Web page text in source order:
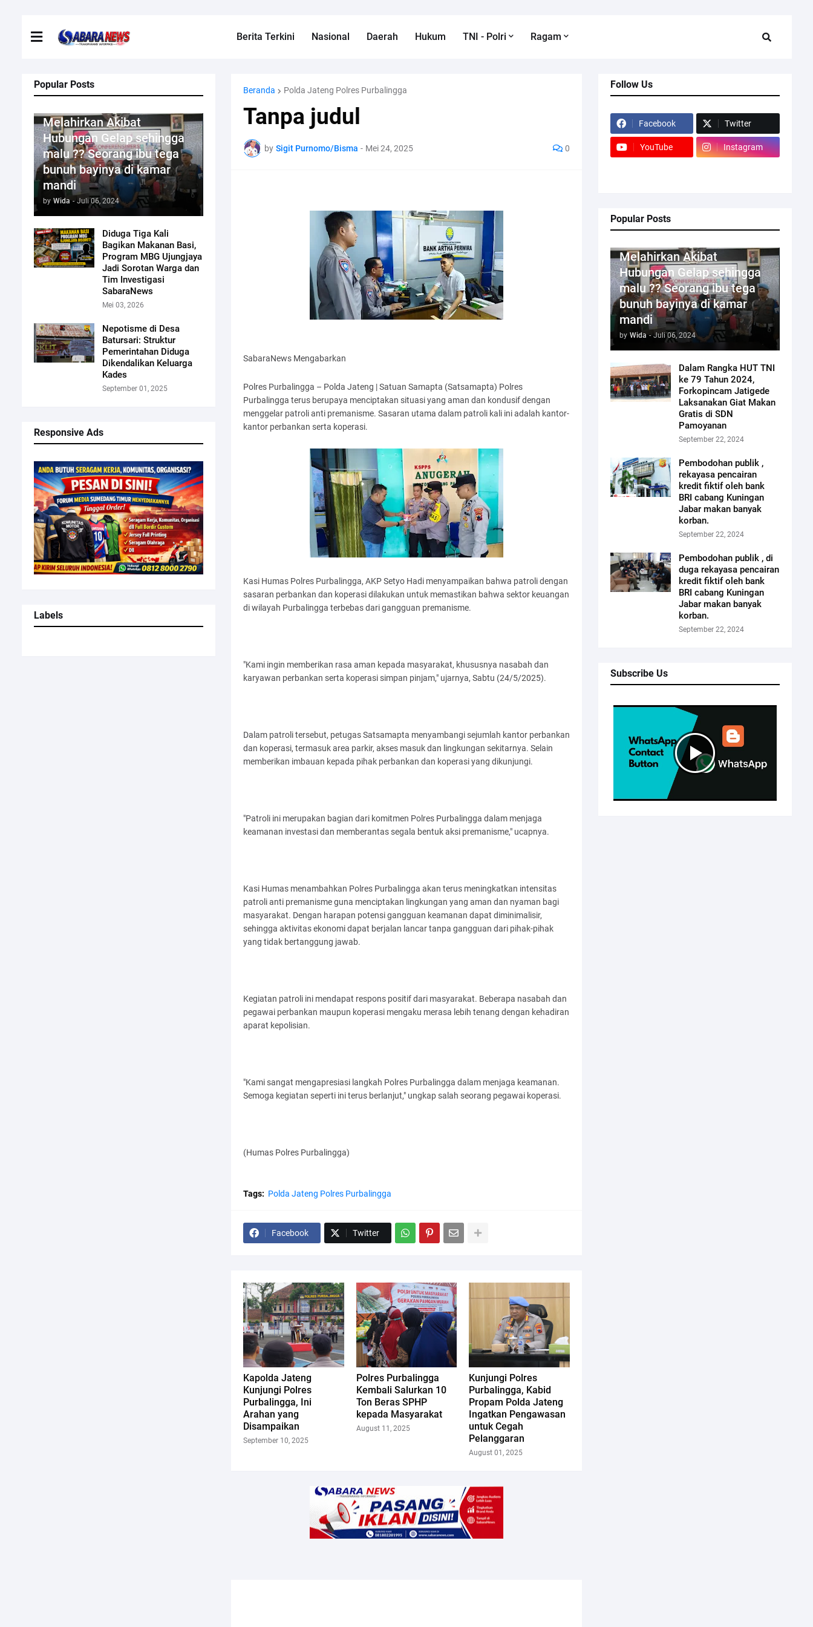
Berita Terkini Nasional Daerah Hukum TNI - Polri Ragam
Popular Posts
Melahirkan Akibat
Hubungan Gelap sehingga
malu ?? Seorang ibu tega
bunuh bayinya di kamar
mandi
by Wida - Juli 06, 2024
Diduga Tiga Kali
Bagikan Makanan Basi,
Program MBG Ujungjaya
Jadi Sorotan Warga dan
Tim Investigasi
SabaraNews
Mei 03, 2026
Nepotisme di Desa
Batursari: Struktur
Pemerintahan Diduga
Dikendalikan Keluarga
Kades
September 01, 2025
Responsive Ads
Labels
Beranda Polda Jateng Polres Purbalingga
Tanpa judul
by Sigit Purnomo/Bisma - Mei 24, 2025 0
SabaraNews Mengabarkan
Polres Purbalingga – Polda Jateng | Satuan Samapta (Satsamapta) Polres
Purbalingga terus berupaya menciptakan situasi yang aman dan kondusif dengan
menggelar patroli anti premanisme. Sasaran utama dalam patroli kali ini adalah kantor-
kantor perbankan serta koperasi.
Kasi Humas Polres Purbalingga, AKP Setyo Hadi menyampaikan bahwa patroli dengan
sasaran perbankan dan koperasi dilakukan untuk memastikan bahwa sektor keuangan
di wilayah Purbalingga terbebas dari gangguan premanisme.
"Kami ingin memberikan rasa aman kepada masyarakat, khususnya nasabah dan
karyawan perbankan serta koperasi simpan pinjam," ujarnya, Sabtu (24/5/2025).
Dalam patroli tersebut, petugas Satsamapta menyambangi sejumlah kantor perbankan
dan koperasi, termasuk area parkir, akses masuk dan lingkungan sekitarnya. Selain
memberikan imbauan kepada pihak perbankan dan koperasi yang dikunjungi.
"Patroli ini merupakan bagian dari komitmen Polres Purbalingga dalam menjaga
keamanan investasi dan memberantas segala bentuk aksi premanisme," ucapnya.
Kasi Humas menambahkan Polres Purbalingga akan terus meningkatkan intensitas
patroli anti premanisme guna menciptakan lingkungan yang aman dan nyaman bagi
masyarakat. Dengan harapan potensi gangguan keamanan dapat diminimalisir,
sehingga aktivitas ekonomi dapat berjalan lancar tanpa gangguan dari pihak-pihak
yang tidak bertanggung jawab.
Kegiatan patroli ini mendapat respons positif dari masyarakat. Beberapa nasabah dan
pegawai perbankan maupun koperasi mengaku merasa lebih tenang dengan kehadiran
aparat kepolisian.
"Kami sangat mengapresiasi langkah Polres Purbalingga dalam menjaga keamanan.
Semoga kegiatan seperti ini terus berlanjut," ungkap salah seorang pegawai koperasi.
(Humas Polres Purbalingga)
Tags: Polda Jateng Polres Purbalingga
Facebook Twitter
Kapolda Jateng
Kunjungi Polres
Purbalingga, Ini
Arahan yang
Disampaikan
September 10, 2025
Polres Purbalingga
Kembali Salurkan 10
Ton Beras SPHP
kepada Masyarakat
August 11, 2025
Kunjungi Polres
Purbalingga, Kabid
Propam Polda Jateng
Ingatkan Pengawasan
untuk Cegah
Pelanggaran
August 01, 2025
Follow Us
Facebook Twitter
YouTube Instagram
Popular Posts
Melahirkan Akibat
Hubungan Gelap sehingga
malu ?? Seorang ibu tega
bunuh bayinya di kamar
mandi
by Wida - Juli 06, 2024
Dalam Rangka HUT TNI
ke 79 Tahun 2024,
Forkopincam Jatigede
Laksanakan Giat Makan
Gratis di SDN
Pamoyanan
September 22, 2024
Pembodohan publik ,
rekayasa pencairan
kredit fiktif oleh bank
BRI cabang Kuningan
Jabar makan banyak
korban.
September 22, 2024
Pembodohan publik , di
duga rekayasa pencairan
kredit fiktif oleh bank
BRI cabang Kuningan
Jabar makan banyak
korban.
September 22, 2024
Subscribe Us